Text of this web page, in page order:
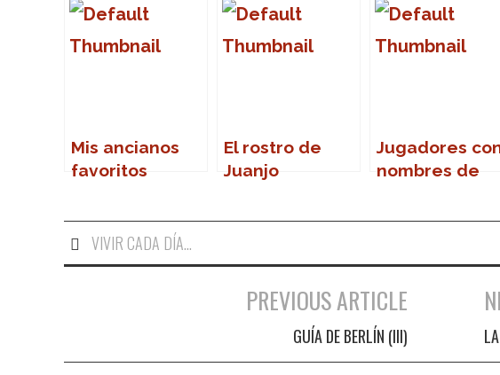
Mis ancianos
favoritos
El rostro de
Juanjo
Jugadores
nombres de
dades
VIVIR CADA DÍA...
Navegación de entradas
PREVIOUS ARTICLE
GUÍA DE BERLÍN (III)